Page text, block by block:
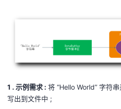
1 . 示例需求 : 将 “Hello World” 字符
写出到文件中 ;